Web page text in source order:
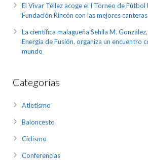
El Vivar Téllez acoge el I Torneo de Fútbol
Fundación Rincón con las mejores
La científica malagueña Sehila M.
Energía de Fusión, organiza un encuentro
mundo
Categorías
Atletismo
Baloncesto
Ciclismo
Conferencias